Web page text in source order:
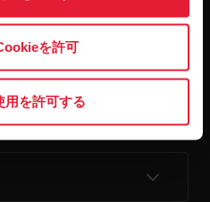
を許可
を許可する
ースレター
、最新情報をキャッチ。
できます。